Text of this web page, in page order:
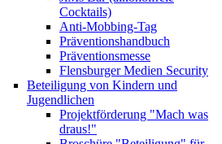
Cocktails)
Anti-Mobbing-Tag
Präventionshandbuch
Präventionsmesse
Flensburger Medien Security
Beteiligung von Kindern und
Jugendlichen
Projektförderung "Mach was
draus!"